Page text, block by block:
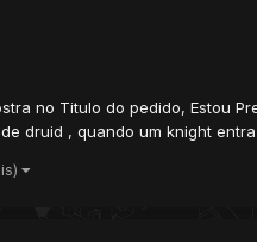
no Titulo do pedido, Estou
druid , quando um knight